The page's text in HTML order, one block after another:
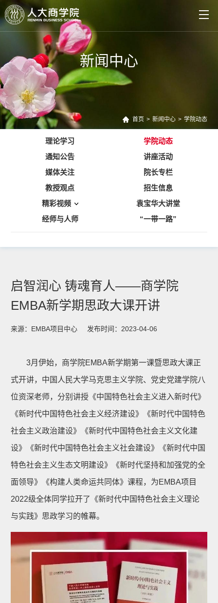
新闻中心
首页 > 新闻中心 > 学院动态
理论学习
学院动态
通知公告
讲座活动
媒体关注
院长专栏
教授观点
招生信息
精彩视频
袁宝华大讲堂
经师与人师
“一带一路”
启智润心 铸魂育人——商学院
EMBA新学期思政大课开讲
来源：EMBA项目中心 发布时间：2023-04-06
3月伊始，商学院EMBA新学期第一课暨思政大课正
式开讲，中国人民大学马克思主义学院、党史党建学院八
位资深老师，分别讲授《中国特色社会主义进入新时代》
《新时代中国特色社会主义经济建设》《新时代中国特色
社会主义政治建设》《新时代中国特色社会主义文化建
设》《新时代中国特色社会主义社会建设》《新时代中国
特色社会主义生态文明建设》《新时代坚持和加强党的全
面领导》《构建人类命运共同体》课程，为EMBA项目
2022级全体同学拉开了《新时代中国特色社会主义理论
与实践》思政学习的帷幕。